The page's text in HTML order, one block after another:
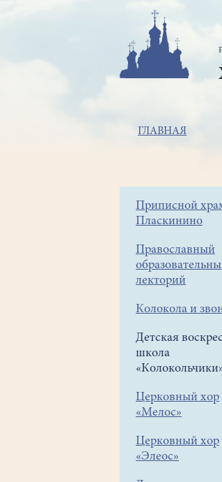
Основная
ГЛАВНАЯ
Боковое
меню
Приписной
Пласкинино
Православный
лекторий
Колокола и
Детская
школа
Церковный хор
«Мелос»
Церковный хор
«Элеос»